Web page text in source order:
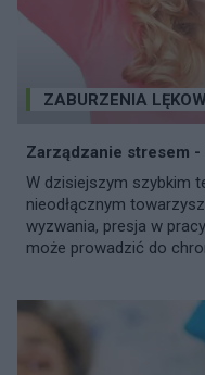
ZABURZENIA
Zarządzanie stresem
W dzisiejszym szybkim
nieodłącznym
wyzwania, presja w
może prowadzić do